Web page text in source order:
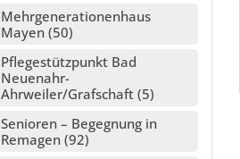
Mehrgenerationenhaus
Mayen 50
Pflegestützpunkt Bad
Neuenahr-
Ahrweiler/Grafschaft 5
Senioren – Begegnung in
Remagen 92